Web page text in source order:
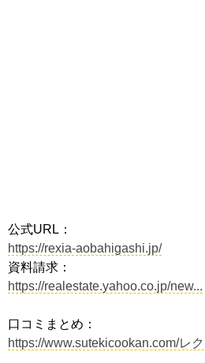
公式URL：
https://rexia-aobahigashi.jp/
資料請求：
https://realestate.yahoo.co.jp/new...
口コミまとめ：
https://www.sutekicookan.com/レ